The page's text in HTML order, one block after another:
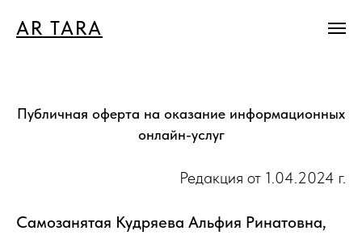
AR TARA
Публичная оферта на оказание информационных
онлайн-услуг
Редакция от 1.04.2024 г.
Самозанятая Кудряева Альфия Ринатовна,